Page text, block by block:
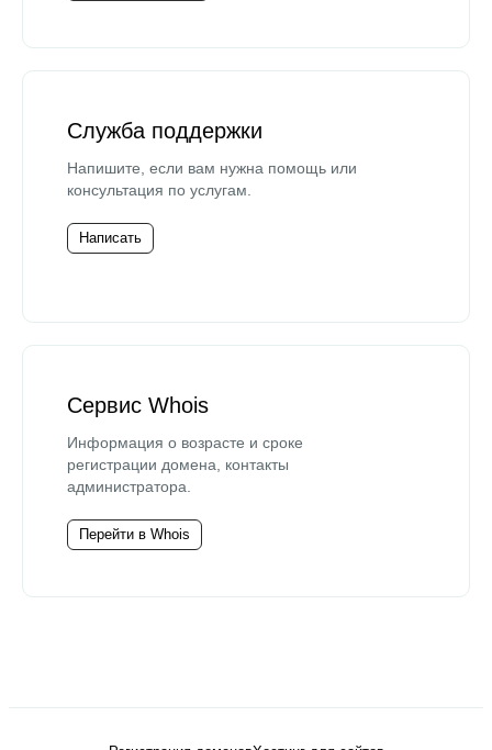
Служба поддержки
Напишите, если вам нужна помощь или
консультация по услугам.
Написать
Сервис Whois
Информация о возрасте и сроке
регистрации домена, контакты
администратора.
Перейти в Whois